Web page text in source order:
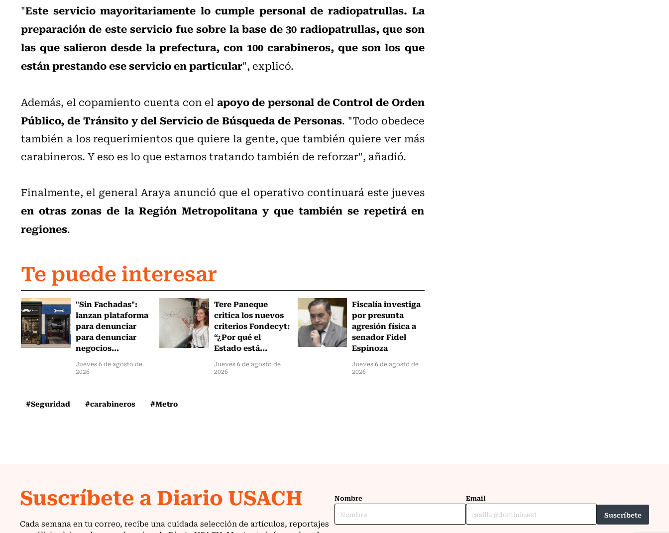
"Este servicio mayoritariamente lo cumple personal de radiopatrullas. La
preparación de este servicio fue sobre la base de 30 radiopatrullas, que son
las que salieron desde la prefectura, con 100 carabineros, que son los que
están prestando ese servicio en particular", explicó.
Además, el copamiento cuenta con elapoyo de personal de Control de Orden
Público, de Tránsito y del Servicio de Búsqueda de Personas. "Todo obedece
también a los requerimientos que quiere la gente, que también quiere ver más
carabineros. Y eso es lo que estamos tratando también de reforzar", añadió.
Finalmente, el general Araya anunció que el operativo continuará este jueves
en otras zonas de la Región Metropolitana y que también se repetirá en
regiones.
Te puede interesar
"Sin Fachadas":
lanzan plataforma
para denunciar
para denunciar
negocios...
Jueves 6 de agosto de
2026
Tere Paneque
critica los nuevos
criterios Fondecyt:
“¿Por qué el
Estado está...
Jueves 6 de agosto de
2026
Fiscalía investiga
por presunta
agresión física a
senador Fidel
Espinoza
Jueves 6 de agosto de
2026
#Seguridad #carabineros #Metro